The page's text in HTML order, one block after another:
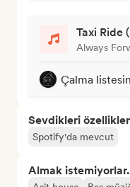
Taxi Ride
Always
Çalma
Sevdikleri özellikler
Spotify'da mevcut
Almak